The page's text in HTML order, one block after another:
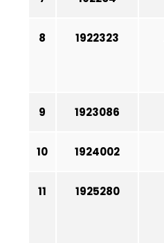
8 1922323
9 1923086
10 1924002
11 1925280